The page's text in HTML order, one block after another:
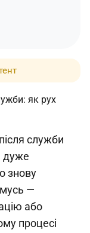
служби
дуже
знову
—
або
процесі